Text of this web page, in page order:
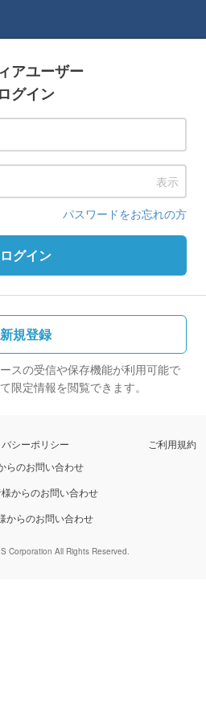
アユーザー
ログイン
表示
パスワードをお忘れの方
ログイン
新規登録
スの受信や保存機能が利用可能で
限定情報を閲覧できます。
シーポリシー
ご利用規約
らのお問い合わせ
からのお問い合わせ
からのお問い合わせ
Corporation All Rights Reserved.